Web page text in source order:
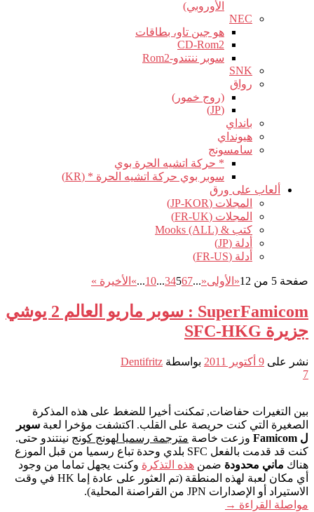
الأوروبي)
NEC
هو جين تاو، بطاقات
CD-Rom2
سوبر ننتندو-Rom2
SNK
رواق
(روج خمور)
(JP)
بانداي
هيونداي
سامسونج
* حركة اتشيه الحرة بوي
سوبر بوي حركة اتشيه الحرة * (KR)
ألعاب على ورق
المجلات (JP-KOR)
المجلات (FR-UK)
كتب & Mooks (ALL)
أدلة (JP)
أدلة (FR-US)
صفحة 5 من 12 «الأولى«
...
34567
...
10
...
» الأخيرة »
SuperFamicom : سوبر ماريو العالم 2 يوشي
جزيرة SFC-HKG
نشر على 9 أكتوبر 2011 بواسطة Dentifritz
7
بين التغيرات حفاضات, تمكنت أخيرا للضغط على هذه المذكرة
الصغيرة التي كنت حريصة على القلب. اكتشفت مؤخرا لعبة سوبر
ل Famicom
وزعت خاصة مترجمة رسميا لهونج كونج نينتندو حتى.
كنت قد قدمت بالفعل SFC بلدي وحدة تباع رسميا من قبل الموزع
هناك ماني محدودة ضمن هذه التذكرة وكنت يجهل تماما من وجود
أي مكان لعبة لهذه المنطقة (تم العثور على عادة إما HK في وقت
الاستيراد أو الإصدارات JPN من القراصنة المحلية).
مواصلة القراءة →